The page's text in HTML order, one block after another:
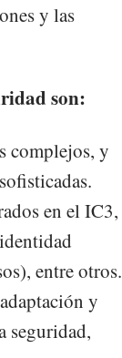
y las
son:
complejos, y
en el IC3,
entre otros.
y
seguridad,